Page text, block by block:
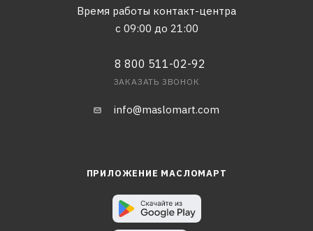
Время работы контакт-центра
с 09:00 до 21:00
8 800 511-02-92
ЗАКАЗАТЬ ЗВОНОК
info@maslomart.com
ПРИЛОЖЕНИЕ МАСЛОМАРТ